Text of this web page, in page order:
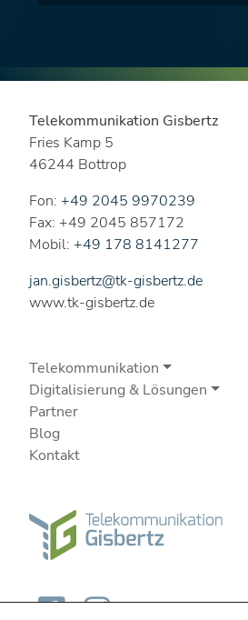
Telekommunikation Gisbertz
Fries Kamp 5
46244 Bottrop
Fon: +49 2045 9970239
Fax: +49 2045 857172
Mobil: +49 178 8141277
jan.gisbertz@tk-gisbertz.de
www.tk-gisbertz.de
Telekommunikation
Digitalisierung & Lösungen
Partner
Blog
Kontakt